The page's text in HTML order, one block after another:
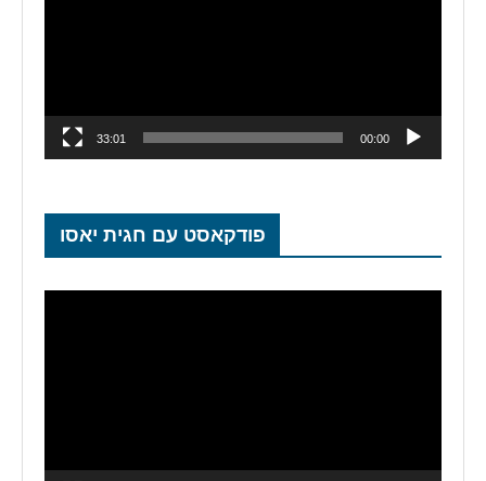
00:00
33:01
פודקאסט עם חגית יאסו